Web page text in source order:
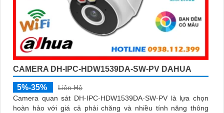
CAMERA DH-IPC-HDW1539DA-SW-PV DAHUA
5%-35%
Liên Hệ
Camera quan sát DH-IPC-HDW1539DA-SW-PV là lựa chọn
hoàn hảo với giá cả phải chăng và nhiều tính năng thông